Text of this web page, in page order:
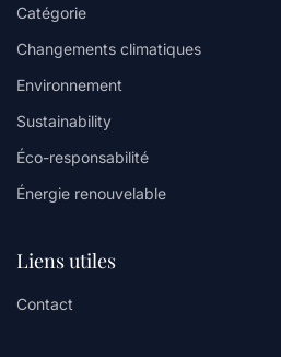
Catégorie
Changements climatiques
Environnement
Sustainability
Éco-responsabilité
Énergie renouvelable
Liens utiles
Contact